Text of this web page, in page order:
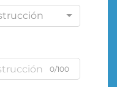
0/100